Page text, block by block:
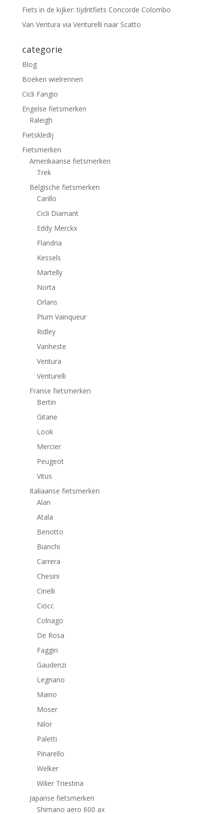
Fiets in de kijker: tijdritfiets Concorde Colombo
Van Ventura via Venturelli naar Scatto
categorie
Blog
Boeken wielrennen
Cicli Fangio
Engelse fietsmerken
Raleigh
Fietskledij
Fietsmerken
Amerikaanse fietsmerken
Trek
Belgische fietsmerken
Carillo
Cicli Diamant
Eddy Merckx
Flandria
Kessels
Martelly
Norta
Orlans
Plum Vainqueur
Ridley
Vanheste
Ventura
Venturelli
Franse fietsmerken
Bertin
Gitane
Look
Mercier
Peugeot
Vitus
Italiaanse fietsmerken
Alan
Atala
Benotto
Bianchi
Carrera
Chesini
Cinelli
Ciöcc
Colnago
De Rosa
Faggin
Gaudenzi
Legnano
Maino
Moser
Nilor
Paletti
Pinarello
Welker
Wilier Triestina
Japanse fietsmerken
Shimano aero 600 ax